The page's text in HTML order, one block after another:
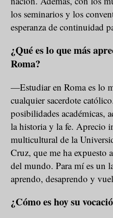
los seminarios y los
esperanza de continuidad
¿Qué es lo que más
Roma?
—Estudiar en Roma es lo
cualquier sacerdote
posibilidades académicas,
la historia y la fe. Aprecio
multicultural de la
Cruz, que me ha expuesto
del mundo. Para mí es un
aprendo, desaprendo y
¿Cómo es hoy su